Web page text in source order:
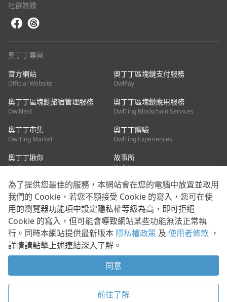
社群媒體
奧丁丁集團
官方網站
Official Website
奧丁丁區塊鏈支付服務
OwlPay
奧丁丁區塊鏈旅宿管理服務
OwlNest
奧丁丁區塊鏈應用服務
OwlTing Blockchain Services
奧丁丁市集
OwlTing Market
奧丁丁體驗
OwlTing Experiences
奧丁丁揪你
OwlJourney
故事所
OwlStay
聯絡我們
客服信箱：mediapartner@owlting.com
服務信箱 / 廣告洽詢：info_owlnews@owlting.com
媒體合作 / 新聞稿提供：mediapartner@owlting.com
本平台之內容符合第三方智慧財產權規範，若有疑慮歡迎來信告
使用者條款 隱私權政策 Cookie 政策
為了提供您最佳的服務，本網站會在您的電腦中放置並取用
我們的 Cookie，若您不願接受 Cookie 的寫入，您可在使
用的瀏覽器功能項中設定隱私權等級為高，即可拒絕
Cookie 的寫入，但可能會導致網站某些功能無法正常執
行。同時本網站提供最新版本 隱私權政策 及 使用者條款 ，
詳情請點擊上述連結深入了解。
同意
前往了解